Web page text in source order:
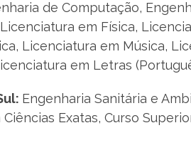
de Computação,
em Física,
Licenciatura em Música,
em Letras
Engenharia Sanitária e
Exatas, Curso